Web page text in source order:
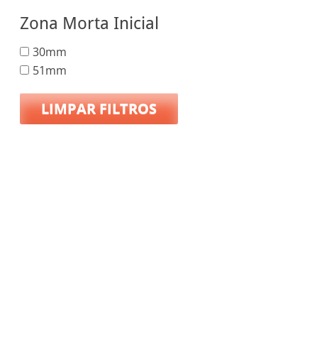
Zona Morta Inicial
30mm
51mm
LIMPAR FILTROS